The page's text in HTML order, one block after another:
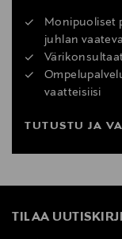
Monipuoliset
juhlan
vaatteisiisi
TUTUSTU JA
TILAA